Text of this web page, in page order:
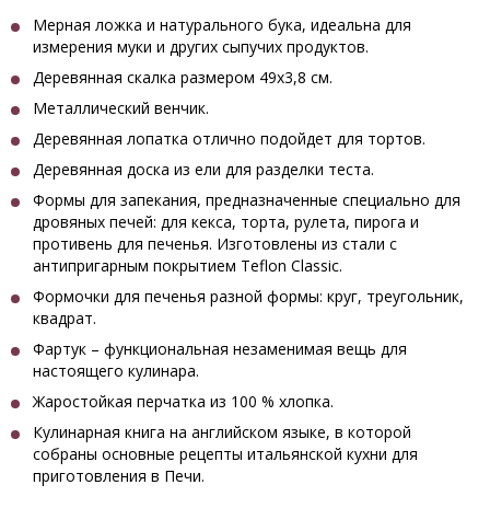
Мерная ложка и натурального бука, идеальна для
измерения муки и других сыпучих продуктов.
Деревянная скалка размером 49х3,8 см.
Металлический венчик.
Деревянная лопатка отлично подойдет для тортов.
Деревянная доска из ели для разделки теста.
Формы для запекания, предназначенные специально для
дровяных печей: для кекса, торта, рулета, пирога и
противень для печенья. Изготовлены из стали с
антипригарным покрытием Teflon Classic.
Формочки для печенья разной формы: круг, треугольник,
квадрат.
Фартук – функциональная незаменимая вещь для
настоящего кулинара.
Жаростойкая перчатка из 100 % хлопка.
Кулинарная книга на английском языке, в которой
собраны основные рецепты итальянской кухни для
приготовления в Печи.